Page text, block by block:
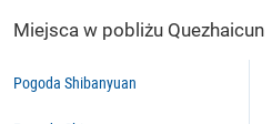
Miejsca w pobliżu Quezhaicun
Pogoda Shibanyuan